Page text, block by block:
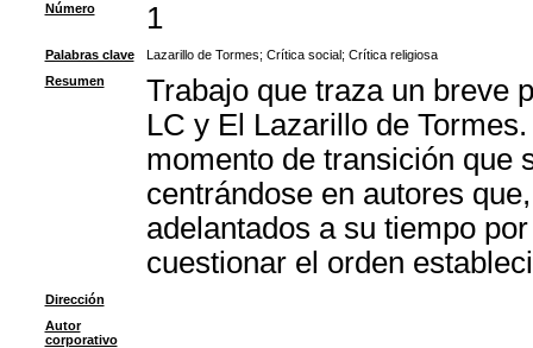
Número 1
Palabras clave Lazarillo de Tormes; Crítica social; Crítica religiosa
Resumen
Trabajo que traza un breve
LC y El Lazarillo de
momento de transición que
centrándose en autores
adelantados a su tiempo
cuestionar el orden
Dirección
Autor
corporativo